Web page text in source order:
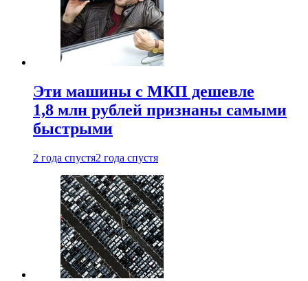
Эти машины с МКП дешевле
1,8 млн рублей признаны самыми
быстрыми
2 года спустя2 года спустя